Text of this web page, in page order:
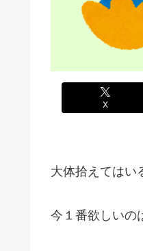
X
大体拾えてはい
今１番欲しいの